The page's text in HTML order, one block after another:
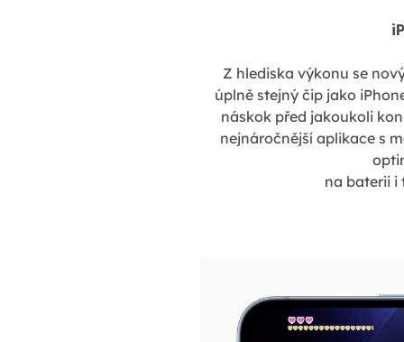
Z hlediska výkonu se
úplně stejný čip jako
náskok před jakoukoli
nejnáročnější aplikace s
na baterii i